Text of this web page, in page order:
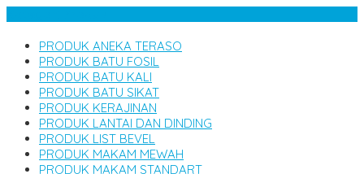
PRODUK ANEKA TERASO
PRODUK BATU FOSIL
PRODUK BATU KALI
PRODUK BATU SIKAT
PRODUK KERAJINAN
PRODUK LANTAI DAN DINDING
PRODUK LIST BEVEL
PRODUK MAKAM MEWAH
PRODUK MAKAM STANDART